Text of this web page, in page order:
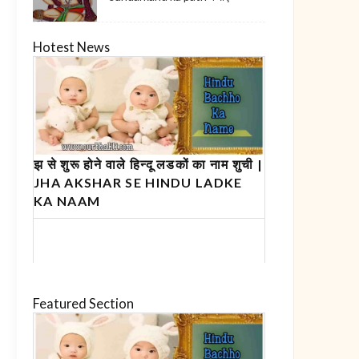
Hotest News
झ से शुरू होने वाले हिन्दू लडकों का नाम शुची |
JHA AKSHAR SE HINDU LADKE
KA NAAM
Featured Section